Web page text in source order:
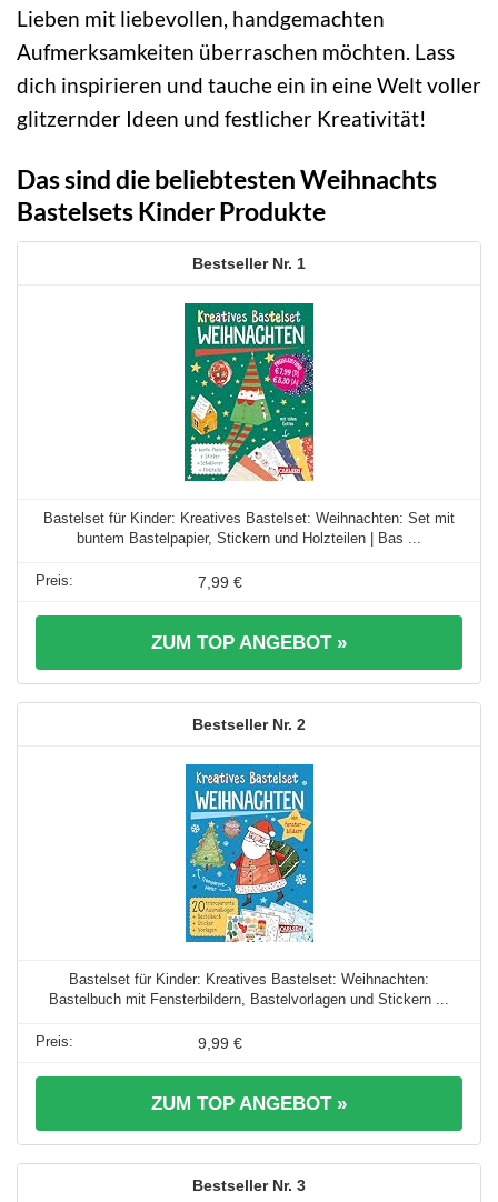
Lieben mit liebevollen, handgemachten
Aufmerksamkeiten überraschen möchten. Lass
dich inspirieren und tauche ein in eine Welt voller
glitzernder Ideen und festlicher Kreativität!
Das sind die beliebtesten Weihnachts
Bastelsets Kinder Produkte
1
Bastelset für Kinder: Kreatives Bastelset: Weihnachten: Set mit
buntem Bastelpapier, Stickern und Holzteilen | Bas ...
7,99 €
ZUM TOP ANGEBOT »
2
Bastelset für Kinder: Kreatives Bastelset: Weihnachten:
Bastelbuch mit Fensterbildern, Bastelvorlagen und Stickern ...
9,99 €
ZUM TOP ANGEBOT »
3